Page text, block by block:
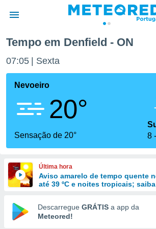
da
foi
para
a este
das
e
forma
digital
Tempo em Denfield - ON
07:05 Sexta
Nevoeiro
20°
Sensação de 20°
8
Última hora
Aviso amarelo de tempo quente
até 39 ºC e noites tropicais;
Descarregue GRÁTIS a app da
Meteored!